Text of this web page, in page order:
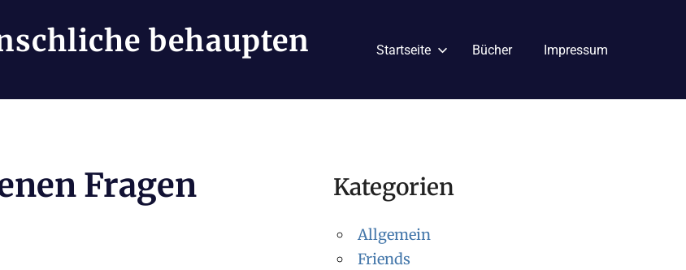
behaupten Startseite Bücher Impressum
Fragen Kategorien
Allgemein
Friends